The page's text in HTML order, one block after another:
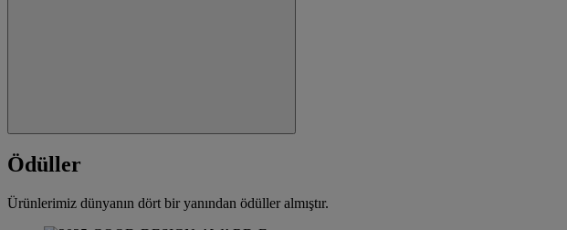
Ödüller
Ürünlerimiz dünyanın dört bir yanından ödüller almıştır.